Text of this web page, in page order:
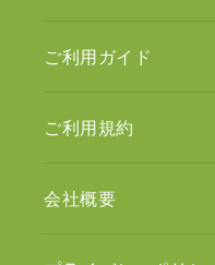
ご利用ガイド
ご利用規約
会社概要